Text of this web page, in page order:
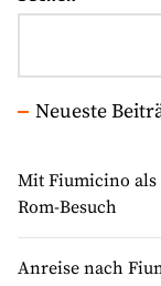
Neueste
Mit Fiumicino als
Rom-Besuch
Anreise nach